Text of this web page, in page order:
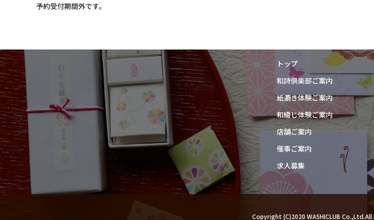
予約受付期間外です。
トップ
和詩倶楽部ご案内
紙漉き体験ご案内
和綴じ体験ご案内
店舗ご案内
催事ご案内
求人募集
Copyright (C)2020 WASHICLUB